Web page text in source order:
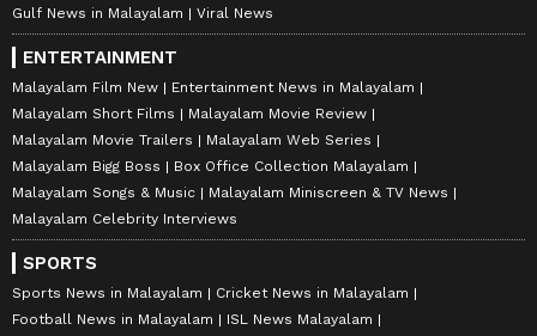
Gulf News in Malayalam
Viral News
ENTERTAINMENT
Malayalam Film New
Entertainment News in Malayalam
Malayalam Short Films
Malayalam Movie Review
Malayalam Movie Trailers
Malayalam Web Series
Malayalam Bigg Boss
Box Office Collection Malayalam
Malayalam Songs & Music
Malayalam Miniscreen & TV News
Malayalam Celebrity Interviews
SPORTS
Sports News in Malayalam
Cricket News in Malayalam
Football News in Malayalam
ISL News Malayalam